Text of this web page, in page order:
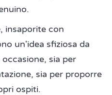
insaporite con
un'idea sfiziosa da
sia per
sia per proporre
ospiti.